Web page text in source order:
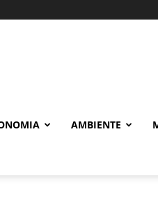
AMBIENTE